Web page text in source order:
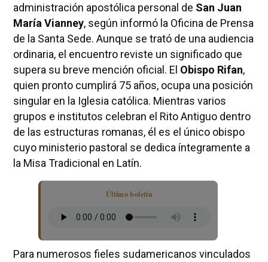
administración apostólica personal de San Juan
María Vianney, según informó la Oficina de Prensa
de la Santa Sede. Aunque se trató de una audiencia
ordinaria, el encuentro reviste un significado que
supera su breve mención oficial. El Obispo Rifan,
quien pronto cumplirá 75 años, ocupa una posición
singular en la Iglesia católica. Mientras varios
grupos e institutos celebran el Rito Antiguo dentro
de las estructuras romanas, él es el único obispo
cuyo ministerio pastoral se dedica íntegramente a
la Misa Tradicional en Latín.
Último boletín
Para numerosos fieles sudamericanos vinculados